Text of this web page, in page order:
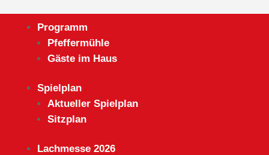
Programm
Pfeffermühle
Gäste im Haus
Spielplan
Aktueller Spielplan
Sitzplan
Lachmesse 2026